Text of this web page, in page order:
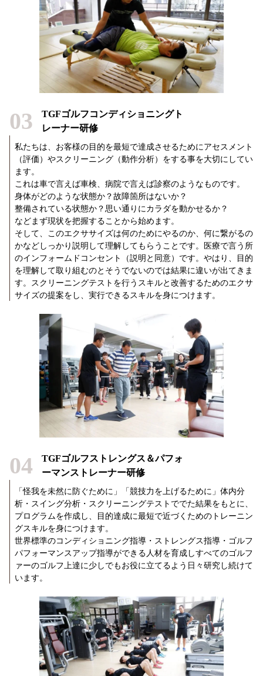
03
TGFゴルフコンディショニングト
レーナー研修
私たちは、お客様の目的を最短で達成させるためにアセスメント
（評価）やスクリーニング（動作分析）をする事を大切にしてい
ます。
これは車で言えば車検、病院で言えば診察のようなものです。
身体がどのような状態か？故障箇所はないか？
整備されている状態か？思い通りにカラダを動かせるか？
などまず現状を把握することから始めます。
そして、このエクササイズは何のためにやるのか、何に繋がるの
かなどしっかり説明して理解してもらうことです。医療で言う所
のインフォームドコンセント（説明と同意）です。やはり、目的
を理解して取り組むのとそうでないのでは結果に違いが出てきま
す。スクリーニングテストを行うスキルと改善するためのエクサ
サイズの提案をし、実行できるスキルを身につけます。
04
TGFゴルフストレングス＆パフォ
ーマンストレーナー研修
「怪我を未然に防ぐために」「競技力を上げるために」体内分
析・スイング分析・スクリーニングテストででた結果をもとに、
プログラムを作成し、目的達成に最短で近づくためのトレーニン
グスキルを身につけます。
世界標準のコンディショニング指導・ストレングス指導・ゴルフ
パフォーマンスアップ指導ができる人材を育成しすべてのゴルフ
ァーのゴルフ上達に少しでもお役に立てるよう日々研究し続けて
います。